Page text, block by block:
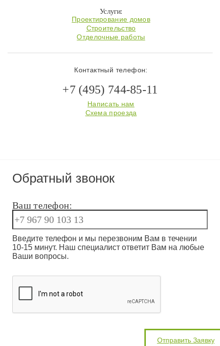
Услуги:
Проектирование домов
Строительство
Отделочные работы
Контактный телефон:
+7 (495) 744-85-11
Написать нам
Схема проезда
Обратный звонок
Ваш телефон:
Введите телефон и мы перезвоним Вам в течении
10-15 минут. Наш специалист ответит Вам на любые
Ваши вопросы.